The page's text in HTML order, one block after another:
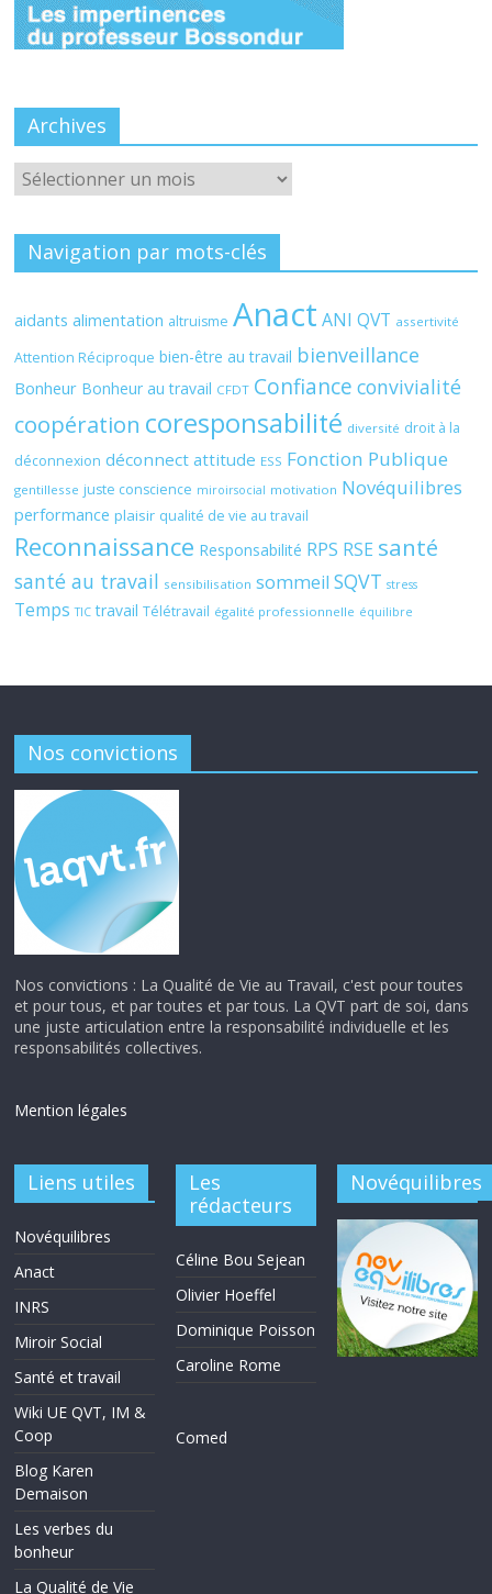
Archives
Archives
Navigation par mots-clés
aidants alimentation altruisme Anact ANI QVT assertivité
Attention Réciproque bien-être au travail bienveillance
Bonheur Bonheur au travail CFDT Confiance convivialité
coopération coresponsabilité diversité droit à la
déconnexion déconnect attitude ESS Fonction Publique
gentillesse juste conscience miroirsocial motivation Novéquilibres
performance plaisir qualité de vie au travail
Reconnaissance Responsabilité RPS RSE santé
santé au travail sensibilisation sommeil SQVT stress
Temps TIC travail Télétravail égalité professionnelle équilibre
Nos convictions
Nos convictions : La Qualité de Vie au Travail, c'est pour toutes
et pour tous, et par toutes et par tous. La QVT part de soi, dans
une juste articulation entre la responsabilité individuelle et les
responsabilités collectives.
Mention légales
Liens utiles
Novéquilibres
Anact
INRS
Miroir Social
Santé et travail
Wiki UE QVT, IM &
Coop
Blog Karen
Demaison
Les verbes du
bonheur
La Qualité de Vie
Les
rédacteurs
Céline Bou Sejean
Olivier Hoeffel
Dominique Poisson
Caroline Rome
Comed
Novéquilibres